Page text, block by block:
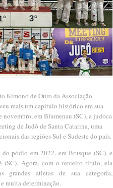
Kimono de Ouro da Associação
mais um capítulo histórico em sua
em Blumenau (SC), a judoca
de Judô de Santa Catarina, uma
das regiões Sul e Sudeste do país.
pódio em 2022, em Brusque (SC), e
(SC). Agora, com o terceiro título, ela
grandes atletas de sua categoria,
muita determinação.